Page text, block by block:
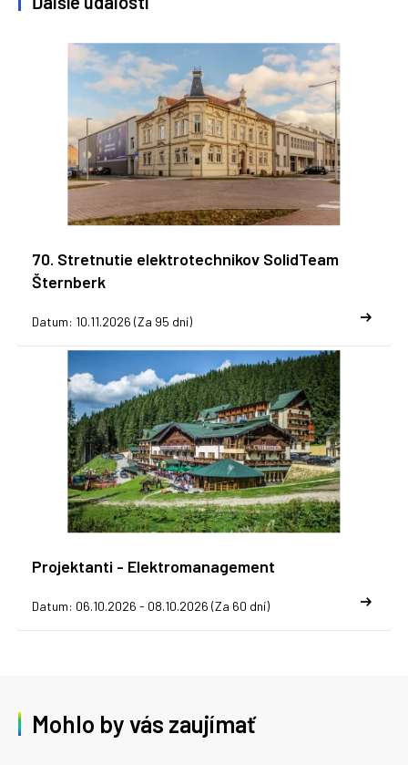
70. Stretnutie elektrotechnikov SolidTeam
Šternberk
Datum: 10.11.2026 (Za 95 dní)
Projektanti - Elektromanagement
Datum: 06.10.2026 - 08.10.2026 (Za 60 dní)
Mohlo by vás zaujímať